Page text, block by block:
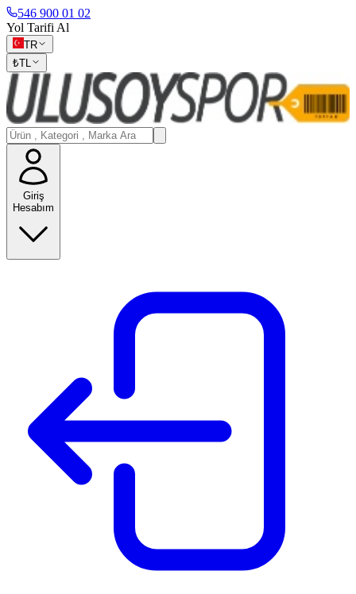
546 900 01 02
Yol Tarifi Al
TR
₺TL
Giriş
Hesabım